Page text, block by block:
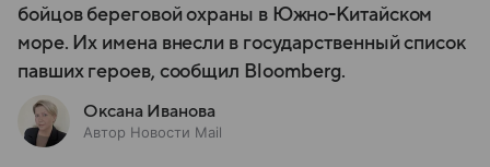
бойцов береговой охраны в Южно-Китайском
море. Их имена внесли в государственный список
павших героев, сообщил Bloomberg.
Оксана Иванова
Автор Новости Mail